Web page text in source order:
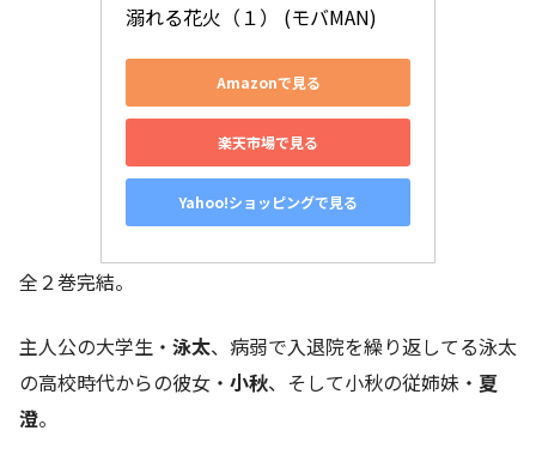
溺れる花火（１） (モバMAN)
Amazonで見る
楽天市場で見る
Yahoo!ショッピングで見る
全２巻完結。
主人公の大学生・ 泳太、病弱で入退院を繰り返してる泳太
の高校時代からの彼女・ 小秋、そして小秋の従姉妹・ 夏
澄。